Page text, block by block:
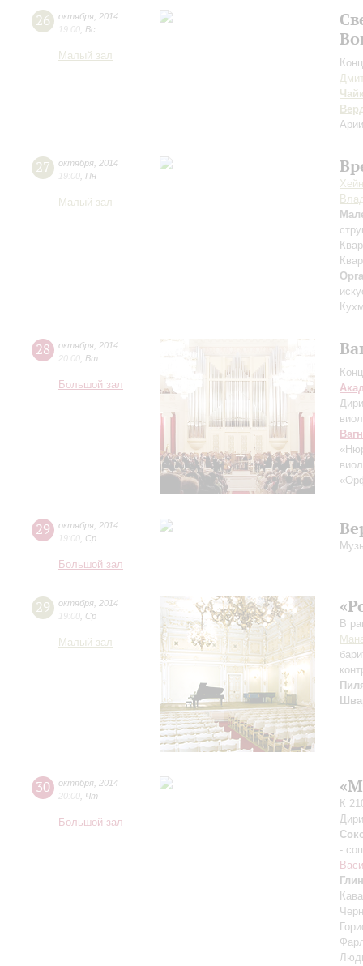
26 октября 2014
19:00 Вс
Малый зал
27 октября 2014
19:00 Пн
Малый зал
28 октября 2014
20:00 Вт
Большой зал
29 октября 2014
19:00 Ср
Большой зал
29 октября 2014
19:00 Ср
Малый зал
В
30 октября 2014
20:00 Чт
Большой зал
К
-